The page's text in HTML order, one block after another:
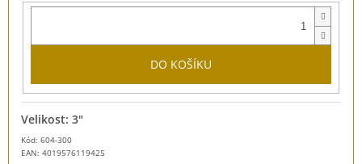
DO KOŠÍKU
Kód: 604-300
EAN: 4019576119425
Velikost: 3"